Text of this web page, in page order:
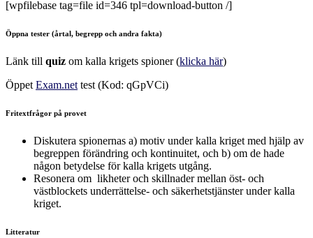
[wpfilebase tag=file id=346 tpl=download-button /]
Öppna tester (årtal, begrepp och andra fakta)
Länk till quiz om kalla krigets spioner (klicka här)
Öppet Exam.net test (Kod: qGpVCi)
Fritextfrågor på provet
Diskutera spionernas a) motiv under kalla kriget med hjälp av
begreppen förändring och kontinuitet, och b) om de hade
någon betydelse för kalla krigets utgång.
Resonera om likheter och skillnader mellan öst- och
västblockets underrättelse- och säkerhetstjänster under kalla
kriget.
Litteratur